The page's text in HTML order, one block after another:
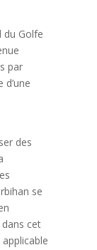
du Golfe
par
des
se
cet